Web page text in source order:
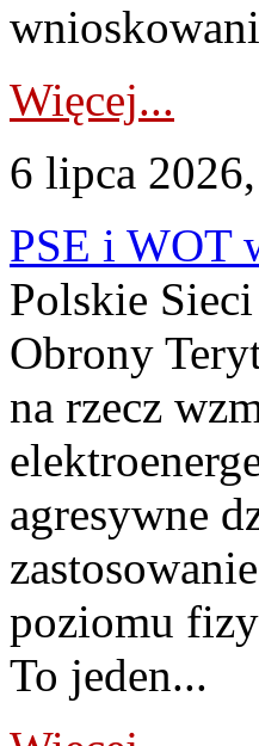
Więcej...
6 lipca
PSE i WOT
Polskie
Obrony
na rzecz
agresywne
poziomu
To jeden...